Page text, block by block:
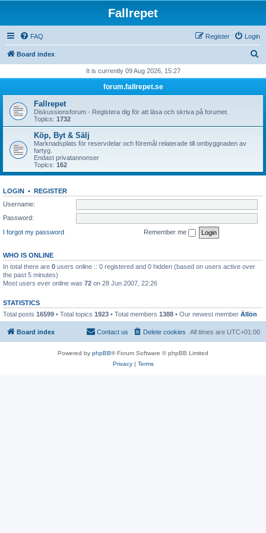
Fallrepet
FAQ Login
Register
Board index
r
h
It is currently 09 Aug 2026, 15:27
forum.fallrepet.se
Fallrepet
Diskussionsforum - Registera dig för att läsa och skriva på forumet.
Topics: 1732
Köp, Byt & Sälj
Marknadsplats för reservdelar och föremål relaterade till ombyggnaden av
fartyg.
Endast privatannonser
Topics: 162
LOGIN • REGISTER
Username:
Password:
I forgot my password
Remember me
WHO IS ONLINE
In total there are 0 users online :: 0 registered and 0 hidden (based on users active over
the past 5 minutes)
Most users ever online was 72 on 28 Jun 2007, 22:26
STATISTICS
Total posts 16599 • Total topics 1923 • Total members 1388 • Our newest member Ällön
Board index All times are UTC+01:00
Delete cookies
Contact us
Powered by phpBB® Forum Software © phpBB Limited
Privacy| Terms